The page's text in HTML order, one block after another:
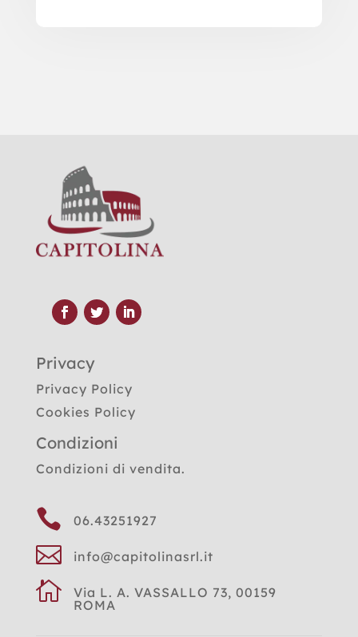
Privacy
Privacy Policy
Cookies Policy
Condizioni
Condizioni di vendita.
 06.43251927
 info@capitolinasrl.it

Via L. A. VASSALLO 73, 00159
ROMA